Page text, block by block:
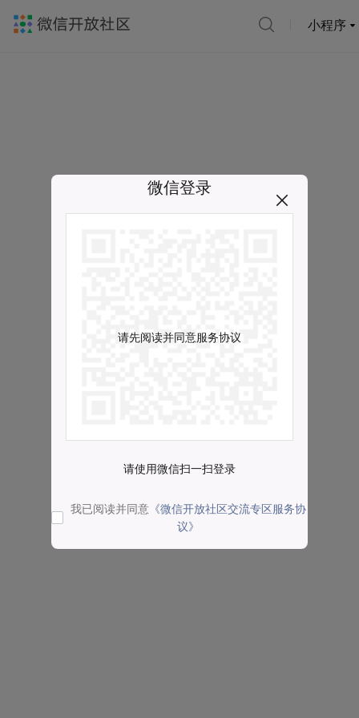
小程序
微信登录
请先阅读并同意服务协议
请使用微信扫一扫登录
我已阅读并同意 《微信开放社区交流专区服务协
议》